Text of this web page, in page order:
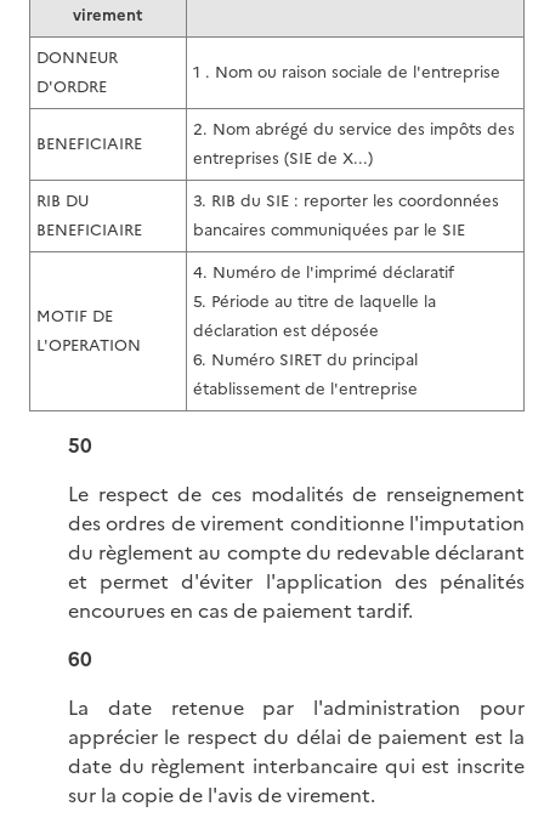
virement
DONNEUR
D'ORDRE
1 . Nom ou raison sociale de l'entreprise
BENEFICIAIRE
2. Nom abrégé du service des impôts des
entreprises (SIE de X...)
RIB DU
BENEFICIAIRE
3. RIB du SIE : reporter les coordonnées
bancaires communiquées par le SIE
MOTIF DE
L'OPERATION
4. Numéro de l'imprimé déclaratif
5. Période au titre de laquelle la
déclaration est déposée
6. Numéro SIRET du principal
établissement de l'entreprise
50
Le respect de ces modalités de renseignement
des ordres de virement conditionne l'imputation
du règlement au compte du redevable déclarant
et permet d'éviter l'application des pénalités
encourues en cas de paiement tardif.
60
La date retenue par l'administration pour
apprécier le respect du délai de paiement est la
date du règlement interbancaire qui est inscrite
sur la copie de l'avis de virement.